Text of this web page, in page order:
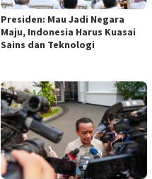
Presiden: Mau Jadi Negara
Maju, Indonesia Harus Kuasai
Sains dan Teknologi